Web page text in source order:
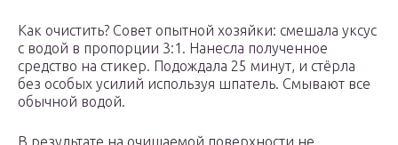
Как очистить? Совет опытной хозяйки: смешала уксус
с водой в пропорции 3:1. Нанесла полученное
средство на стикер. Подождала 25 минут, и стёрла
без особых усилий используя шпатель. Смывают все
обычной водой.
В результате на очищаемой поверхности не